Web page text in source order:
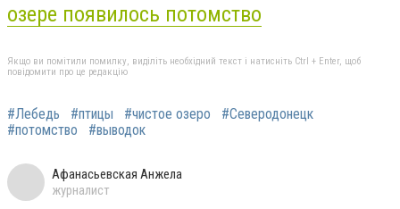
озере появилось потомство
Якщо ви помітили помилку, виділіть необхідний текст і натисніть Ctrl + Enter, щоб
повідомити про це редакцію
#Лебедь #птицы #чистое озеро
#Северодонецк
#потомство
#выводок
Афанасьевская Анжела
журналист